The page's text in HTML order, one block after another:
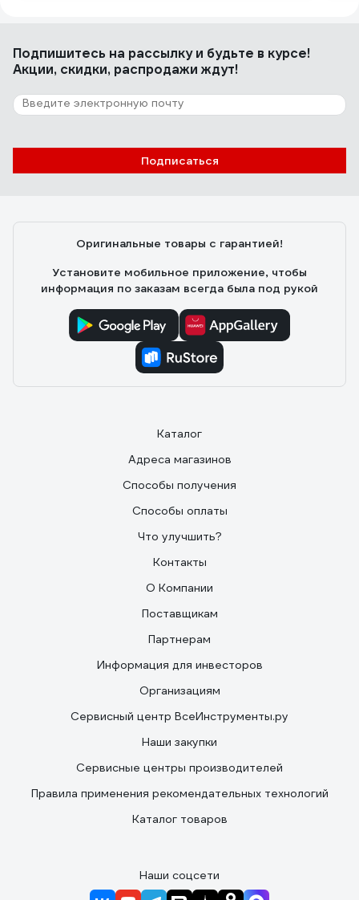
Подпишитесь на рассылкуи будьте в курсе!
Акции, скидки, распродажи ждут!
Подписаться
Оригинальные товары с гарантией!
Установите мобильное приложение, чтобы
информация по заказам всегда была под рукой
Каталог
Адреса магазинов
Способы получения
Способы оплаты
Что улучшить?
Контакты
О Компании
Поставщикам
Партнерам
Информация для инвесторов
Организациям
Сервисный центр ВсеИнструменты.ру
Наши закупки
Сервисные центры производителей
Правила применения рекомендательных технологий
Каталог товаров
Наши соцсети